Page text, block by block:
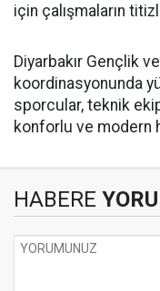
için çalışmaların
Diyarbakır Gençlik
koordinasyonunda
sporcular, teknik
konforlu ve modern
HABERE